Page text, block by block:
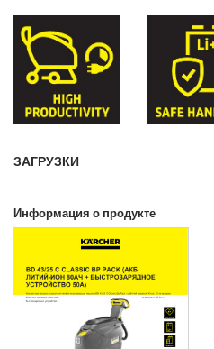
ЗАГРУЗКИ
Информация о продукте